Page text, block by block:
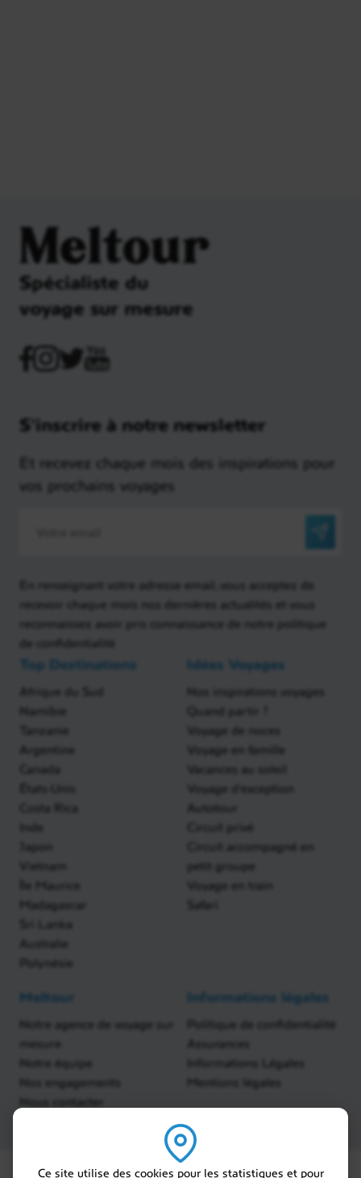
Ce site utilise des cookies pour les statistiques et pour
Meltour
Spécialiste du
voyage sur mesure
S'inscrire à notre newsletter
Et recevez chaque mois des inspirations pour
vos prochains voyages
En renseignant votre adresse email, vous acceptez de
recevoir chaque mois nos dernières actualités et vous
reconnaissez avoir pris connaissance de notre politique
de confidentialité
Top Destinations
Afrique du Sud
Namibie
Tanzanie
Argentine
Canada
États-Unis
Costa Rica
Inde
Japon
Vietnam
Île Maurice
Madagascar
Sri Lanka
Australie
Polynésie
Idées Voyages
Nos inspirations voyages
Quand partir ?
Voyage de noces
Voyage en famille
Vacances au soleil
Voyage d'exception
Autotour
Circuit privé
Circuit accompagné en
petit groupe
Voyage en train
Safari
Meltour
Notre agence de voyage sur
mesure
Notre équipe
Nos engagements
Nous contacter
Informations légales
Politique de confidentialité
Assurances
Informations Légales
Mentions légales